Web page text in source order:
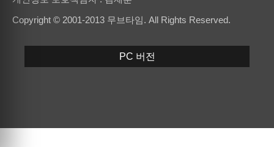
Copyright © 2001-2013 무브타임. All Rights Reserved.
PC 버전